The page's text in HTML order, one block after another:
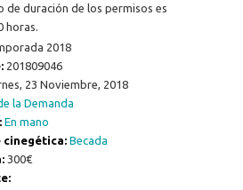
de duración de los permisos es
horas.
2018
201809046
23 Noviembre, 2018
la Demanda
En mano
cinegética: Becada
300€